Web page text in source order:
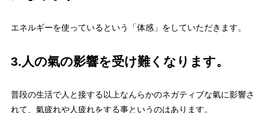
エネルギーを使っているという「体感」をしていただきます。
3.人の氣の影響を受け難くなります。
普段の生活で人と接する以上なんらかのネガティブな氣に影響さ
れて、氣疲れや人疲れをする事というのはあります。